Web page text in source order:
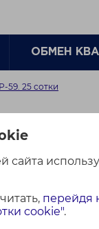
сайта
перейдя
cookie".
ОБМЕН
59. 25 сотки